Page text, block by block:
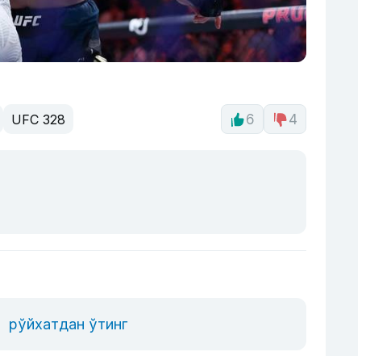
UFC 328 6 4
рўйхатдан ўтинг